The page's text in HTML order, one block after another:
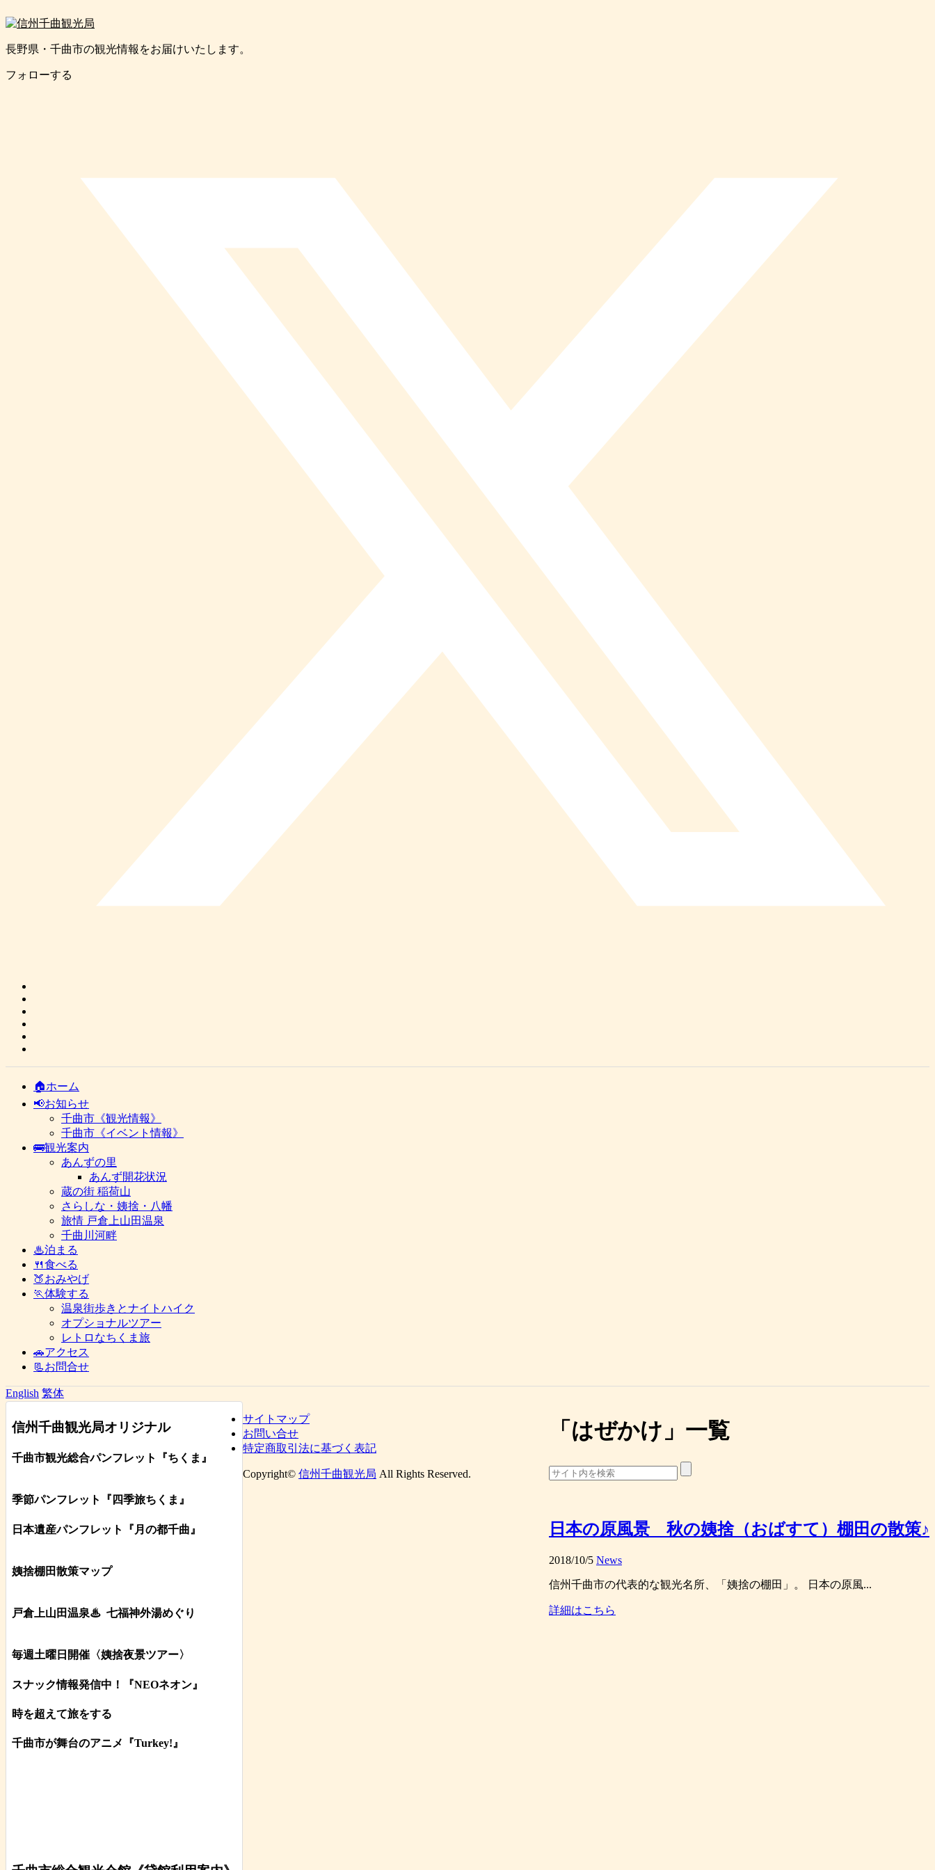
長野県・千曲市の観光情報をお届けいたします。
フォローする
🏠ホーム
📢お知らせ
千曲市《観光情報》
千曲市《イベント情報》
🚌観光案内
あんずの里
あんず開花状況
蔵の街 稲荷山
さらしな・姨捨・八幡
旅情 戸倉上山田温泉
千曲川河畔
♨泊まる
🍴食べる
🍑おみやげ
🏃体験する
温泉街歩きとナイトハイク
オプショナルツアー
レトロなちくま旅
🚗アクセス
📃お問合せ
English 繁体
「 はぜかけ 」 一覧
日本の原風景 秋の姨捨（おばすて）棚田の散策♪
2018/10/5 News
信州千曲市の代表的な観光名所、「姨捨の棚田」。 日本の原風...
詳細はこちら
信州千曲観光局オリジナル
千曲市観光総合パンフレット 『ちくま 』
季節パンフレット『四季旅ちくま』
日本遺産パンフレット 『月の都千曲 』
姨捨棚田散策マップ
戸倉上山田温泉♨ 七福神外湯めぐり
毎週土曜日開催〈姨捨夜景ツアー〉
スナック情報発信中！『NEOネオン』
時を超えて旅をする
千曲市が舞台のアニメ『Turkey!』
サイトマップ
お問い合せ
特定商取引法に基づく表記
Copyright© 信州千曲観光局 All Rights Reserved.